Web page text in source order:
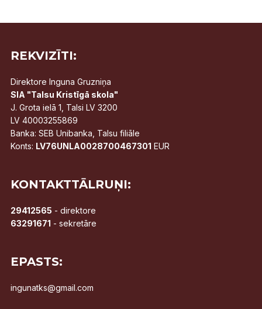
REKVIZĪTI:
Direktore Inguna Gruzniņa
SIA "Talsu Kristīgā skola"
J. Grota ielā 1, Talsi LV 3200
LV 40003255869
Banka: SEB Unibanka, Talsu filiāle
Konts: LV76UNLA0028700467301 EUR
KONTAKTTĀLRUŅI:
29412565 - direktore
63291671 - sekretāre
EPASTS:
ingunatks@gmail.com